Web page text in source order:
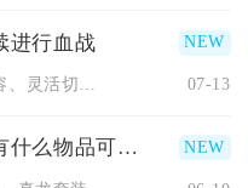
进行血战
07-13
物品可以换取